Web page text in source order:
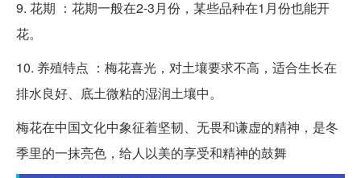
9. 花期 ：花期一般在2-3月份，某些品种在1月份也能开
花。
10. 养殖特点 ：梅花喜光，对土壤要求不高，适合生长在
排水良好、底土微粘的湿润土壤中。
梅花在中国文化中象征着坚韧、无畏和谦虚的精神，是冬
季里的一抹亮色，给人以美的享受和精神的鼓舞